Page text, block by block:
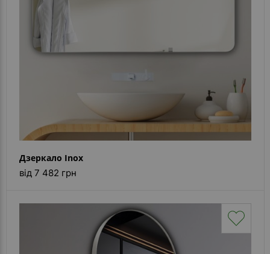
Дзеркало Inox
від 7 482 грн